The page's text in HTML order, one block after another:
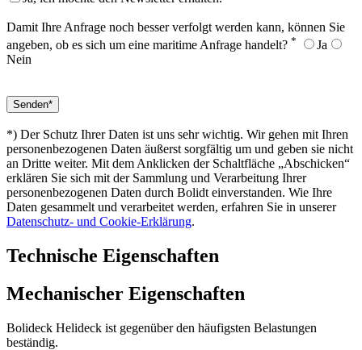
Damit Ihre Anfrage noch besser verfolgt werden kann, können Sie
angeben, ob es sich um eine maritime Anfrage handelt? *
Ja
Nein
*) Der Schutz Ihrer Daten ist uns sehr wichtig. Wir gehen mit Ihren
personenbezogenen Daten äußerst sorgfältig um und geben sie nicht
an Dritte weiter. Mit dem Anklicken der Schaltfläche „Abschicken“
erklären Sie sich mit der Sammlung und Verarbeitung Ihrer
personenbezogenen Daten durch Bolidt einverstanden. Wie Ihre
Daten gesammelt und verarbeitet werden, erfahren Sie in unserer
Datenschutz- und Cookie-Erklärung.
Technische Eigenschaften
Mechanischer Eigenschaften
Bolideck Helideck ist gegenüber den häufigsten Belastungen
beständig.